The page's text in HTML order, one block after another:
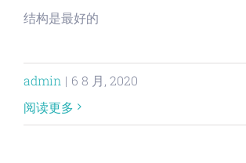
结构是最好的
admin | 6 8 月, 2020
阅读更多